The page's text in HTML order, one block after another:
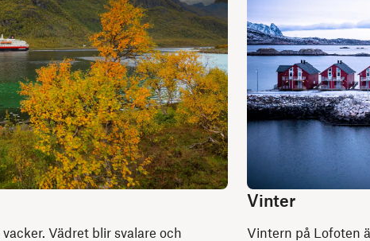
Vädret blir svalare och
Vinter
Vintern på Lofoten